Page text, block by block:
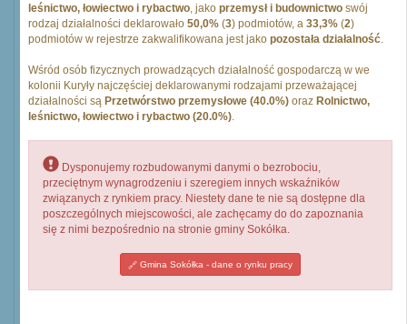
leśnictwo, łowiectwo i rybactwo, jako przemysł i budownictwo swój
rodzaj działalności deklarowało 50,0% (3) podmiotów, a 33,3% (2)
podmiotów w rejestrze zakwalifikowana jest jako pozostała działalność.
Wśród osób fizycznych prowadzących działalność gospodarczą w we
kolonii Kuryły najczęściej deklarowanymi rodzajami przeważającej
działalności są Przetwórstwo przemysłowe (40.0%) oraz Rolnictwo,
leśnictwo, łowiectwo i rybactwo (20.0%).
Dysponujemy rozbudowanymi danymi o bezrobociu,
przeciętnym wynagrodzeniu i szeregiem innych wskaźników
związanych z rynkiem pracy. Niestety dane te nie są dostępne dla
poszczególnych miejscowości, ale zachęcamy do do zapoznania
się z nimi bezpośrednio na stronie gminy Sokółka.
Gmina Sokółka - dane o rynku pracy